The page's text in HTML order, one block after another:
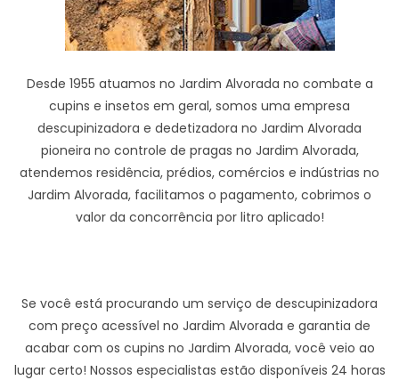
Desde 1955 atuamos no Jardim Alvorada no combate a
cupins e insetos em geral, somos uma empresa
descupinizadora e dedetizadora no Jardim Alvorada
pioneira no controle de pragas no Jardim Alvorada,
atendemos residência, prédios, comércios e indústrias no
Jardim Alvorada, facilitamos o pagamento, cobrimos o
valor da concorrência por litro aplicado!
Se você está procurando um serviço de descupinizadora
com preço acessível no Jardim Alvorada e garantia de
acabar com os cupins no Jardim Alvorada, você veio ao
lugar certo! Nossos especialistas estão disponíveis 24 horas